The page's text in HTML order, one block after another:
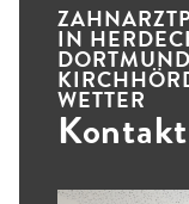
IN
WETTER
Kontakt